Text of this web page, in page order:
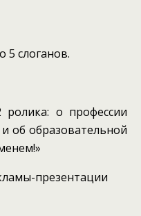
5 слоганов.
о профессии
об образовательной
презентации